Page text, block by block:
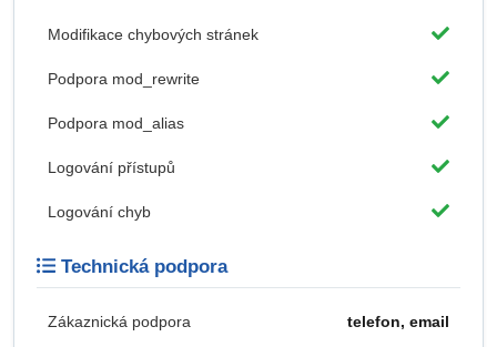
Modifikace chybových stránek
Podpora mod_rewrite
Podpora mod_alias
Logování přístupů
Logování chyb
Technická podpora
Zákaznická podpora telefon, email